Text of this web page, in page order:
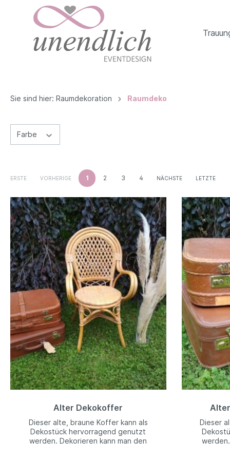
Sie sind hier: Raumdekoration Raumdeko
Farbe
ERSTE VORHERIGE 1 2 3 4 NÄCHSTE LETZTE
Alter Dekokoffer
Dieser alte, braune Koffer kann als
Dekostück hervorragend genutzt
werden. Dekorieren kann man den
Dieser